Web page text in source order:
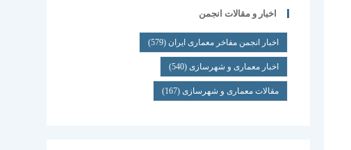
اخبار و مقالات انجمن
اخبار انجمن مفاخر معماری ایران (579)
اخبار معماری و شهرسازی(540)
مقالات معماری و شهرسازی(167)